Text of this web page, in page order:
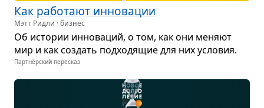
Как рабо­тают инно­ва­ции
Мэтт Ридли · бизнес
Об исто­рии инно­ва­ций, о том, как они меняют
мир и как создать под­хо­дя­щие для них усло­вия.
Партнёрский пересказ